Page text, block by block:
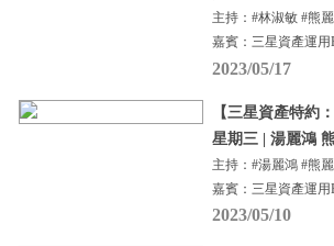
主持：#林淑敏 #熊
嘉賓：三星資產運用
2023/05/17
【三星資產特約
星期三 | 湯麗鴻
主持：#湯麗鴻 #熊
嘉賓：三星資產運用
2023/05/10